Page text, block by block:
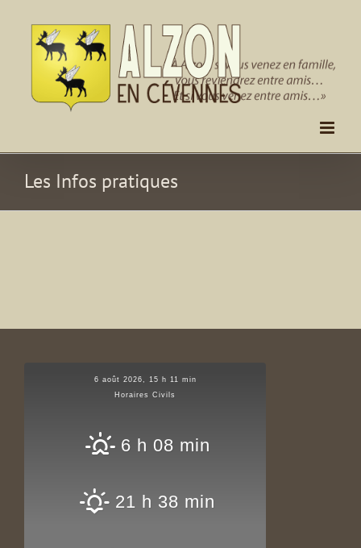
contenu
Les Infos pratiques
6 août 2026, 15 h 11 min
Horaires Civils
6 h 08 min
21 h 38 min